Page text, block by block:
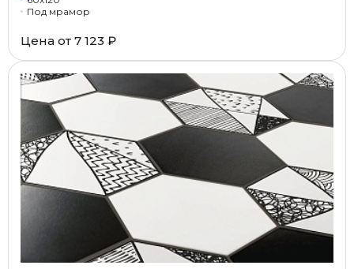
Под мрамор
Цена от 7 123 ₽